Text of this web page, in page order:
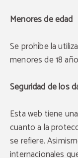
Menores de edad
Se prohíbe la
menores de 18
Seguridad de los
Esta web tiene
cuanto a la
se refiere.
internacionales